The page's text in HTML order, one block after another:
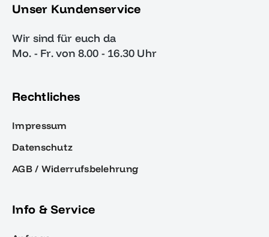
Unser Kundenservice
Wir sind für euch da
Mo. - Fr. von 8.00 - 16.30 Uhr
Rechtliches
Impressum
Datenschutz
AGB / Widerrufsbelehrung
Info & Service